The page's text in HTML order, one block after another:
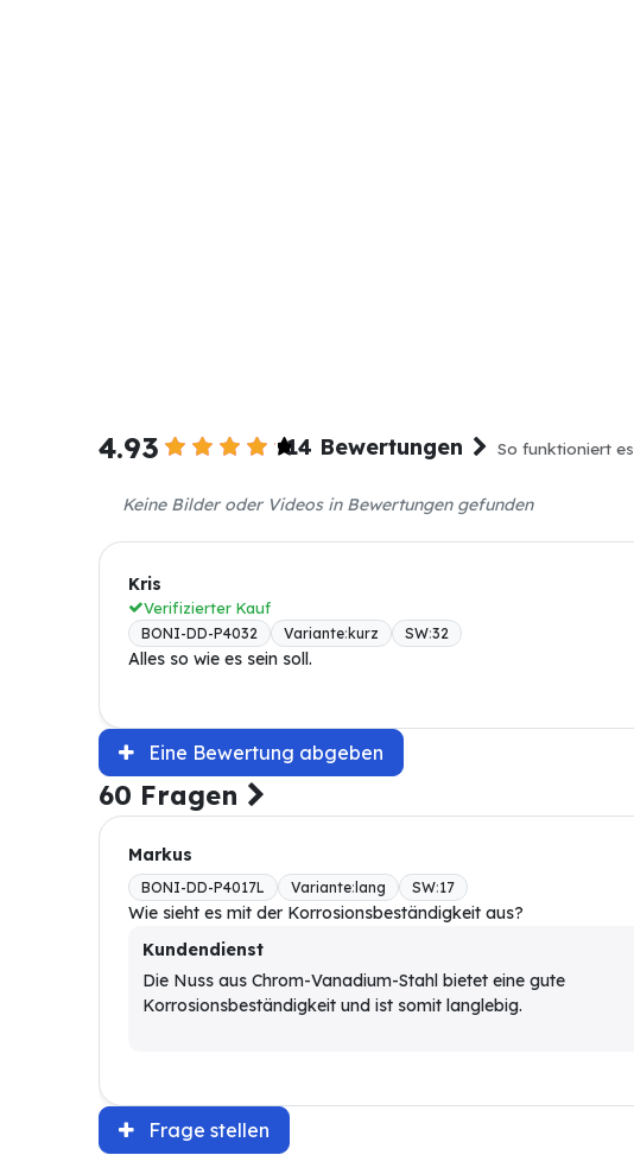
4.93 14 Bewertungen So funktioniert es
Keine Bilder oder Videos in Bewertungen gefunden
Kris
Verifizierter Kauf
BONI-DD-P4032 Variante:kurz SW:32
Alles so wie es sein soll.
Eine Bewertung abgeben
60 Fragen
Markus
BONI-DD-P4017L Variante: lang SW:17
Wie sieht es mit der Korrosionsbeständigkeit aus?
Kundendienst
Die Nuss aus Chrom-Vanadium-Stahl bietet eine gute
Korrosionsbeständigkeit und ist somit langlebig.
Frage stellen